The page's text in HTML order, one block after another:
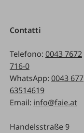
Contatti
Telefono: 0043 7672
716-0
WhatsApp: 0043 677
63514619
Email: info@faie.at
Handelsstraße 9